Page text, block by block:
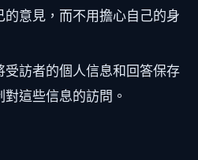
意見，而不用擔心自己的身
受訪者的個人信息和回答保存
這些信息的訪問。